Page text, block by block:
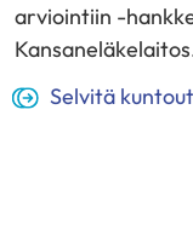
arviointiin -
Selvitä
(avautuu